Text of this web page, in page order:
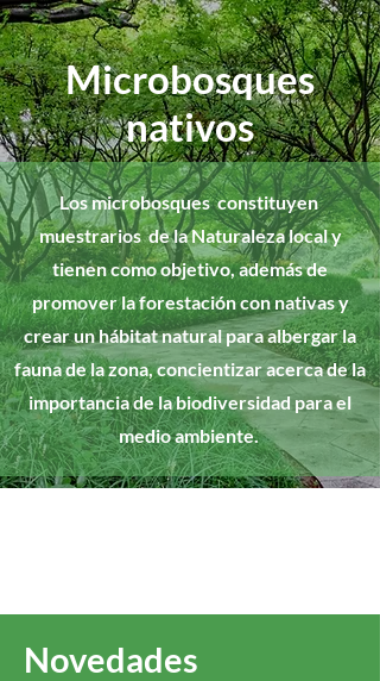
Microbosques
nativos
Los microbosques constituyen
muestrarios de la Naturaleza local y
tienen como objetivo, además de
promover la forestación con nativas y
crear un hábitat natural para albergar la
fauna de la zona, concientizar acerca de la
importancia de la biodiversidad para el
medio ambiente.
Novedades